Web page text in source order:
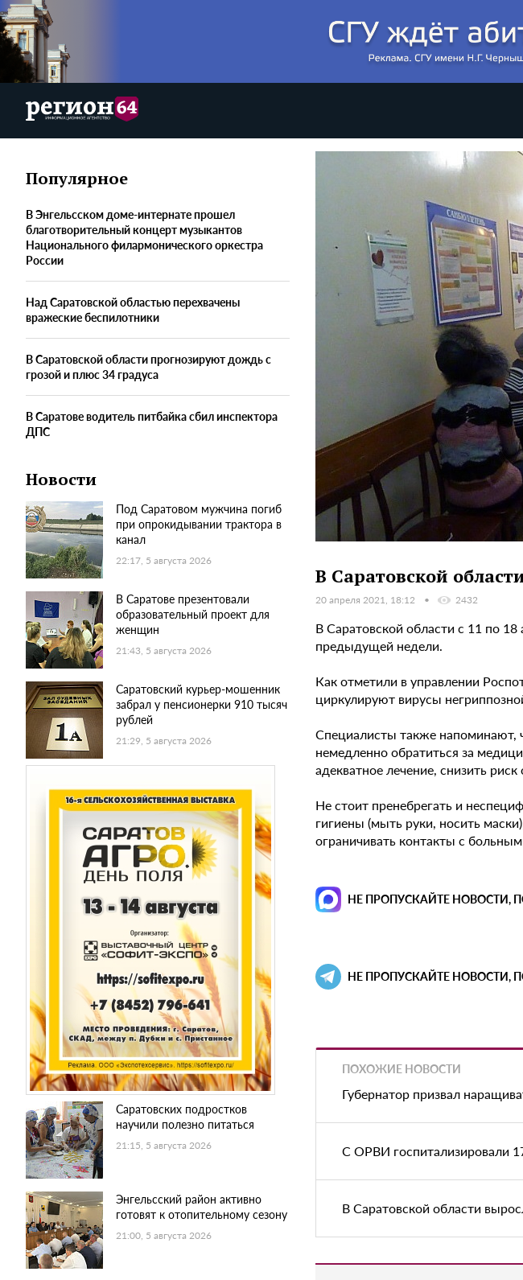
Популярное
В Энгельсском доме-интернате прошел
благотворительный концерт музыкантов
Национального филармонического оркестра
России
Над Саратовской областью перехвачены
вражеские беспилотники
В Саратовской области прогнозируют дождь с
грозой и плюс 34 градуса
В Саратове водитель питбайка сбил инспектора
ДПС
Новости
Под Саратовом мужчина погиб
при опрокидывании трактора в
канал
22:17, 5 августа 2026
В Саратове презентовали
образовательный проект для
женщин
21:43, 5 августа 2026
Саратовский курьер-мошенник
забрал у пенсионерки 910 тысяч
рублей
21:29, 5 августа 2026
Саратовских подростков
научили полезно питаться
21:15, 5 августа 2026
Энгельсский район активно
готовят к отопительному сезону
21:00, 5 августа 2026
В Саратовской
20 апреля 2021, 18:12 2432
В Саратовской области с 11 по
предыдущей недели.
Как отметили в управлении
циркулируют вирусы
Специалисты также напоминают,
немедленно обратиться за
адекватное лечение, снизить
Не стоит пренебрегать и
гигиены (мыть руки, носить
ограничивать контакты с
НЕ ПРОПУСКАЙТЕ НОВОСТИ,
НЕ ПРОПУСКАЙТЕ НОВОСТИ,
ПОХОЖИЕ НОВОСТИ
Губернатор призвал
С ОРВИ госпитализировали
В Саратовской области